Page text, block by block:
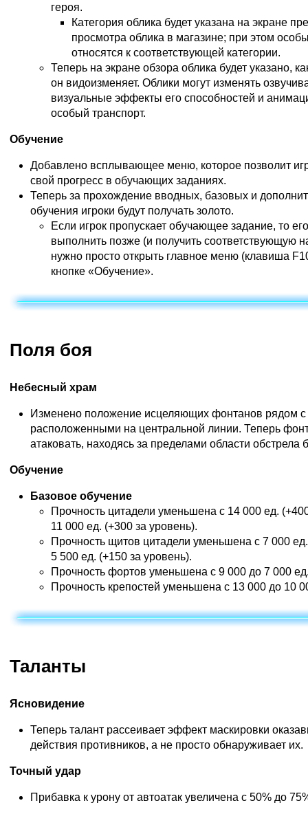
героя.
Категория облика будет указана на экране
просмотра облика в магазине; при этом
относятся к соответствующей категории.
Теперь на экране обзора облика будет указано,
он видоизменяет. Облики могут изменять
визуальные эффекты его способностей и
особый транспорт.
Обучение
Добавлено всплывающее меню, которое позволит
свой прогресс в обучающих заданиях.
Теперь за прохождение вводных, базовых и
обучения игроки будут получать золото.
Если игрок пропускает обучающее задание, то
выполнить позже (и получить соответствующую
нужно просто открыть главное меню (клавиша
кнопке «Обучение».
Поля боя
Небесный храм
Изменено положение исцеляющих фонтанов рядом
расположенными на центральной линии. Теперь
атаковать, находясь за пределами области обстрела
Обучение
Базовое обучение
Прочность цитадели уменьшена с 14 000 ед.
11 000 ед. (+300 за уровень).
Прочность щитов цитадели уменьшена с 7 000
5 500 ед. (+150 за уровень).
Прочность фортов уменьшена с 9 000 до 7 000
Прочность крепостей уменьшена с 13 000 до 10
Таланты
Ясновидение
Теперь талант рассеивает эффект маскировки
действия противников, а не просто обнаруживает их.
Точный удар
Прибавка к урону от автоатак увеличена с 50% до